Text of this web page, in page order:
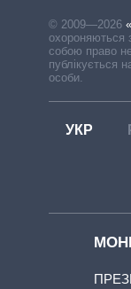
© 2009—2026
охороняються
собою право
публікується
особи.
УКР